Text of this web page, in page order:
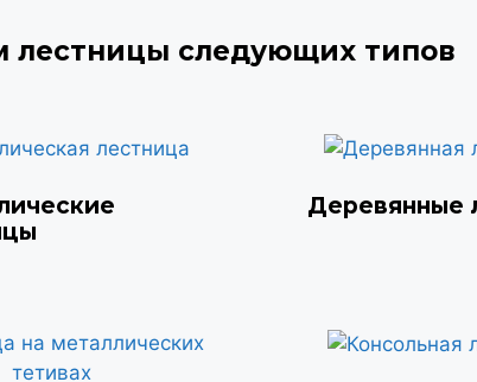
лестницы следующих типов
Деревянные